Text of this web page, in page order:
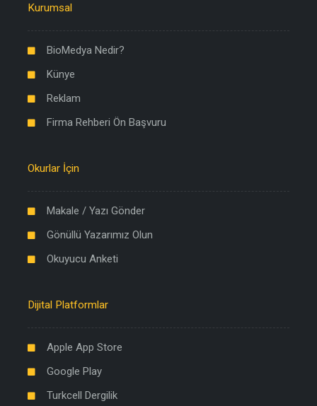
Kurumsal
BioMedya Nedir?
Künye
Reklam
Firma Rehberi Ön Başvuru
Okurlar İçin
Makale / Yazı Gönder
Gönüllü Yazarımız Olun
Okuyucu Anketi
Dijital Platformlar
Apple App Store
Google Play
Turkcell Dergilik